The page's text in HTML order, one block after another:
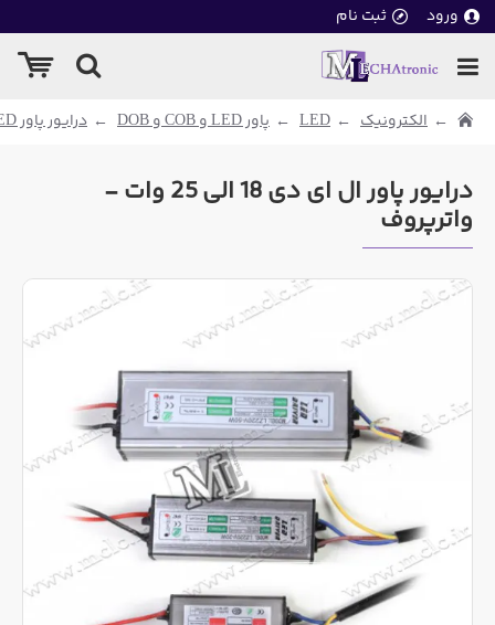
ورود ثبت نام
الکترونیک LED پاور LED و COB و DOB درایور پاور LED
درایور پاور ال ای دی 18 الی 25 وات -
واترپروف